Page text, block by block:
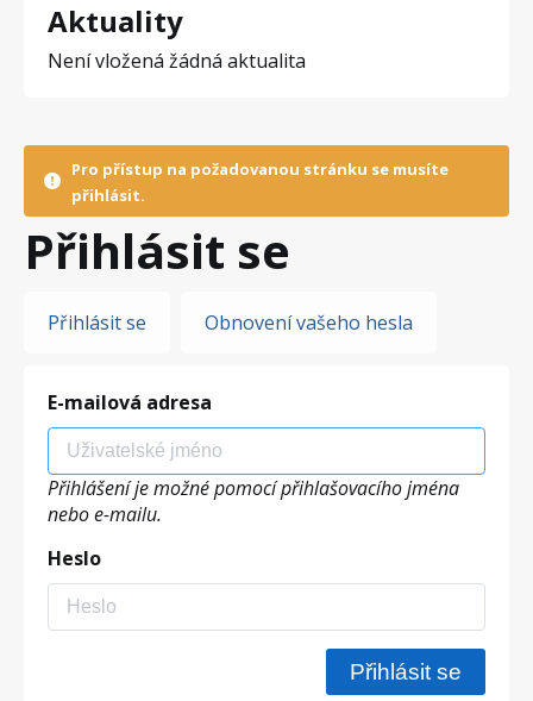
Aktuality
Není vložená žádná aktualita
Pro přístup na požadovanou stránku se musíte
přihlásit.
Přihlásit se
Hlavní
Přihlásit se Obnovení vašeho hesla
E-mailová adresa
Přihlášení je možné pomocí přihlašovacího jména
nebo e-mailu.
Heslo